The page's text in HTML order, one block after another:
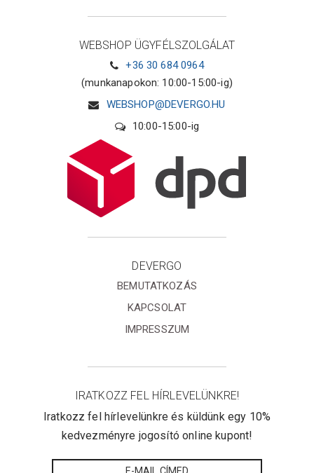
WEBSHOP ÜGYFÉLSZOLGÁLAT
+36 30 684 0964
(munkanapokon: 10:00-15:00-ig)
WEBSHOP@DEVERGO.HU
10:00-15:00-ig
DEVERGO
BEMUTATKOZÁS
KAPCSOLAT
IMPRESSZUM
IRATKOZZ FEL HÍRLEVELÜNKRE!
Iratkozz fel hírlevelünkre és küldünk egy 10%
kedvezményre jogosító online kupont!